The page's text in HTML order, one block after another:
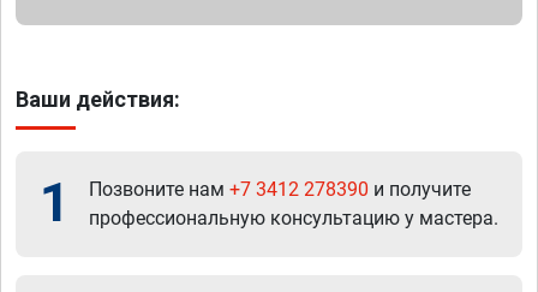
Ваши действия:
1 Позвоните нам +7 3412 278390 и получите
профессиональную консультацию у мастера.